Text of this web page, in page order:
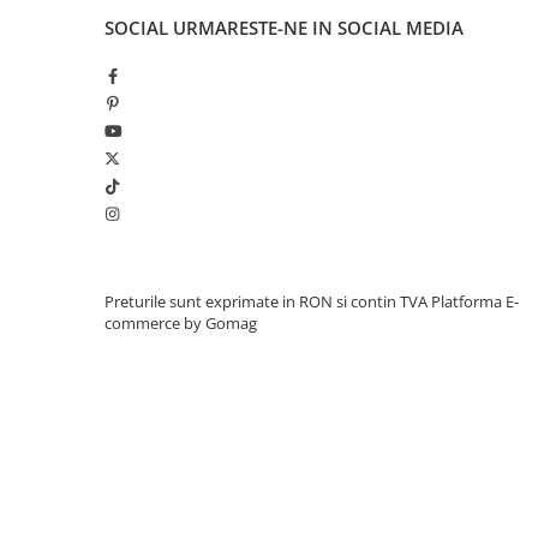
Pornire si din cheie (echipat cu 2 chei);
SOCIAL URMARESTE-NE IN SOCIAL MEDIA
Preturile sunt exprimate in RON si contin TVA Platforma E-
commerce by Gomag